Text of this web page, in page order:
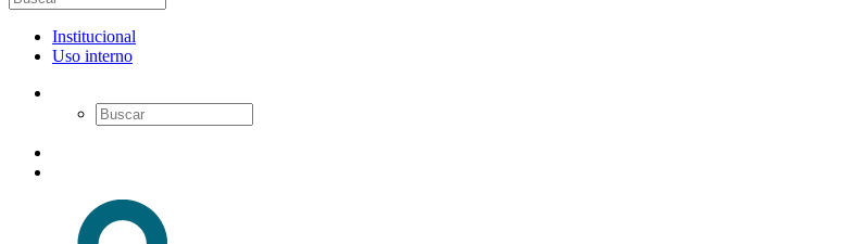
Institucional
Uso interno